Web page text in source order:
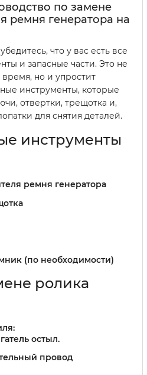
по замене
ремня генератора на
что у вас есть все
и запасные части. Это не
но и упростит
инструменты, которые
отвертки, трещотка и,
для снятия деталей.
инструменты
ремня генератора
(по необходимости)
ролика
остыл.
провод